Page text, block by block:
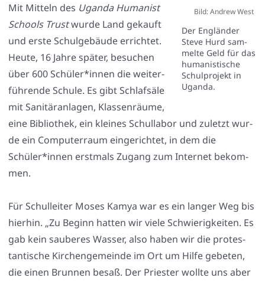
Bild: Andrew West
Der Eng­län­der
Ste­ve Hurd sam­
mel­te Geld für das
huma­nis­ti­sche
Schul­pro­jekt in
Ugan­da.
Mit Mit­teln des Ugan­da Huma­nist
Schools Trustwur­de Land gekauft
und ers­te Schul­ge­bäu­de errich­tet.
Heu­te, 16 Jah­re spä­ter, besu­chen
über 600 Schüler*innen die wei­ter­
füh­ren­de Schu­le. Es gibt Schlaf­sä­le
mit Sani­tär­an­la­gen, Klas­sen­räu­me,
eine Biblio­thek, ein klei­nes Schul­la­bor und zuletzt wur­
de ein Com­pu­ter­raum ein­ge­rich­tet, in dem die
Schüler*innen erst­mals Zugang zum Inter­net bekom­
men.
Für Schul­lei­ter Moses Kamya war es ein lan­ger Weg bis
hier­hin. „Zu Beginn hat­ten wir vie­le Schwie­rig­kei­ten. Es
gab kein sau­be­res Was­ser, also haben wir die pro­tes­
tan­ti­sche Kir­chen­ge­mein­de im Ort um Hil­fe gebe­ten,
die einen Brun­nen besaß. Der Pries­ter woll­te uns aber